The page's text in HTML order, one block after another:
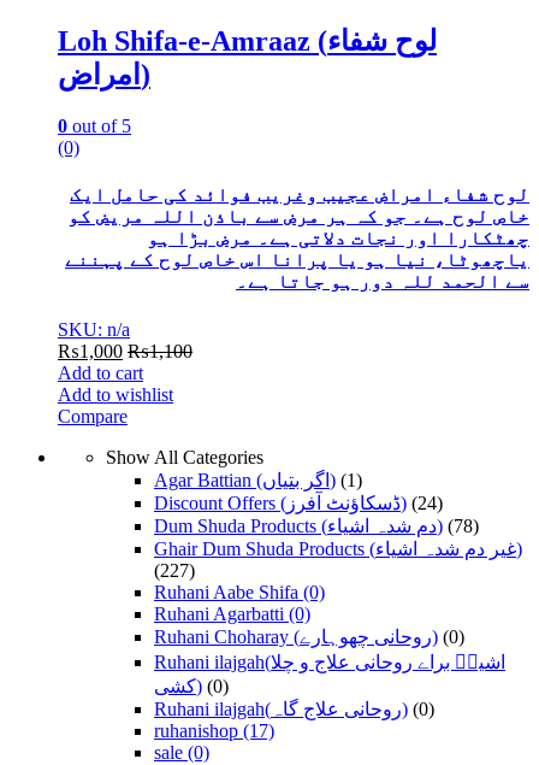
Loh Shifa-e-Amraaz (لوح شفاء
امراض)
0 out of 5
(0)
لوح شفاء امراض عجیب وغریب فوائد کی حامل ایک
خاص لوح ہے۔ جو کہ ہر مرض سے باذن اللہ مریض کو
چھٹکارا اور نجات دلاتی ہے۔ مرض بڑا ہو
یاچھوٹا، نیا ہو یا پرانا اس خاص لوح کے پہننے
سے الحمد للہ دور ہو جاتا ہے۔
SKU: n/a
₨1,000 ₨1,100
Add to cart
Add to wishlist
Compare
Show All Categories
Agar Battian (اگر بتیاں)
(1)
Discount Offers (ڈسکاؤنٹ آفرز)
(24)
Dum Shuda Products (دم شدہ اشیاء)
(78)
Ghair Dum Shuda Products (غیر دم شدہ اشیاء)
(227)
Ruhani Aabe Shifa (0)
Ruhani Agarbatti (0)
Ruhani Choharay (روحانی چھوہارے)
(0)
Ruhani ilajgah(اشیاؑ براے روحانی علاج و چلا
کشی)
(0)
Ruhani ilajgah(روحانی علاج گاہ)
(0)
ruhanishop (17)
sale (0)